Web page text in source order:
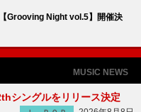
Grooving Night vol.5】開催決
MUSIC NEWS
シングルをリリース決定